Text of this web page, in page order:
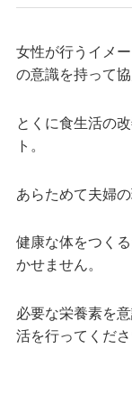
女性が行うイメ
の意識を持って
とくに食生活の
ト。
あらためて夫婦
健康な体をつく
かせません。
必要な栄養素を
活を行ってくださ